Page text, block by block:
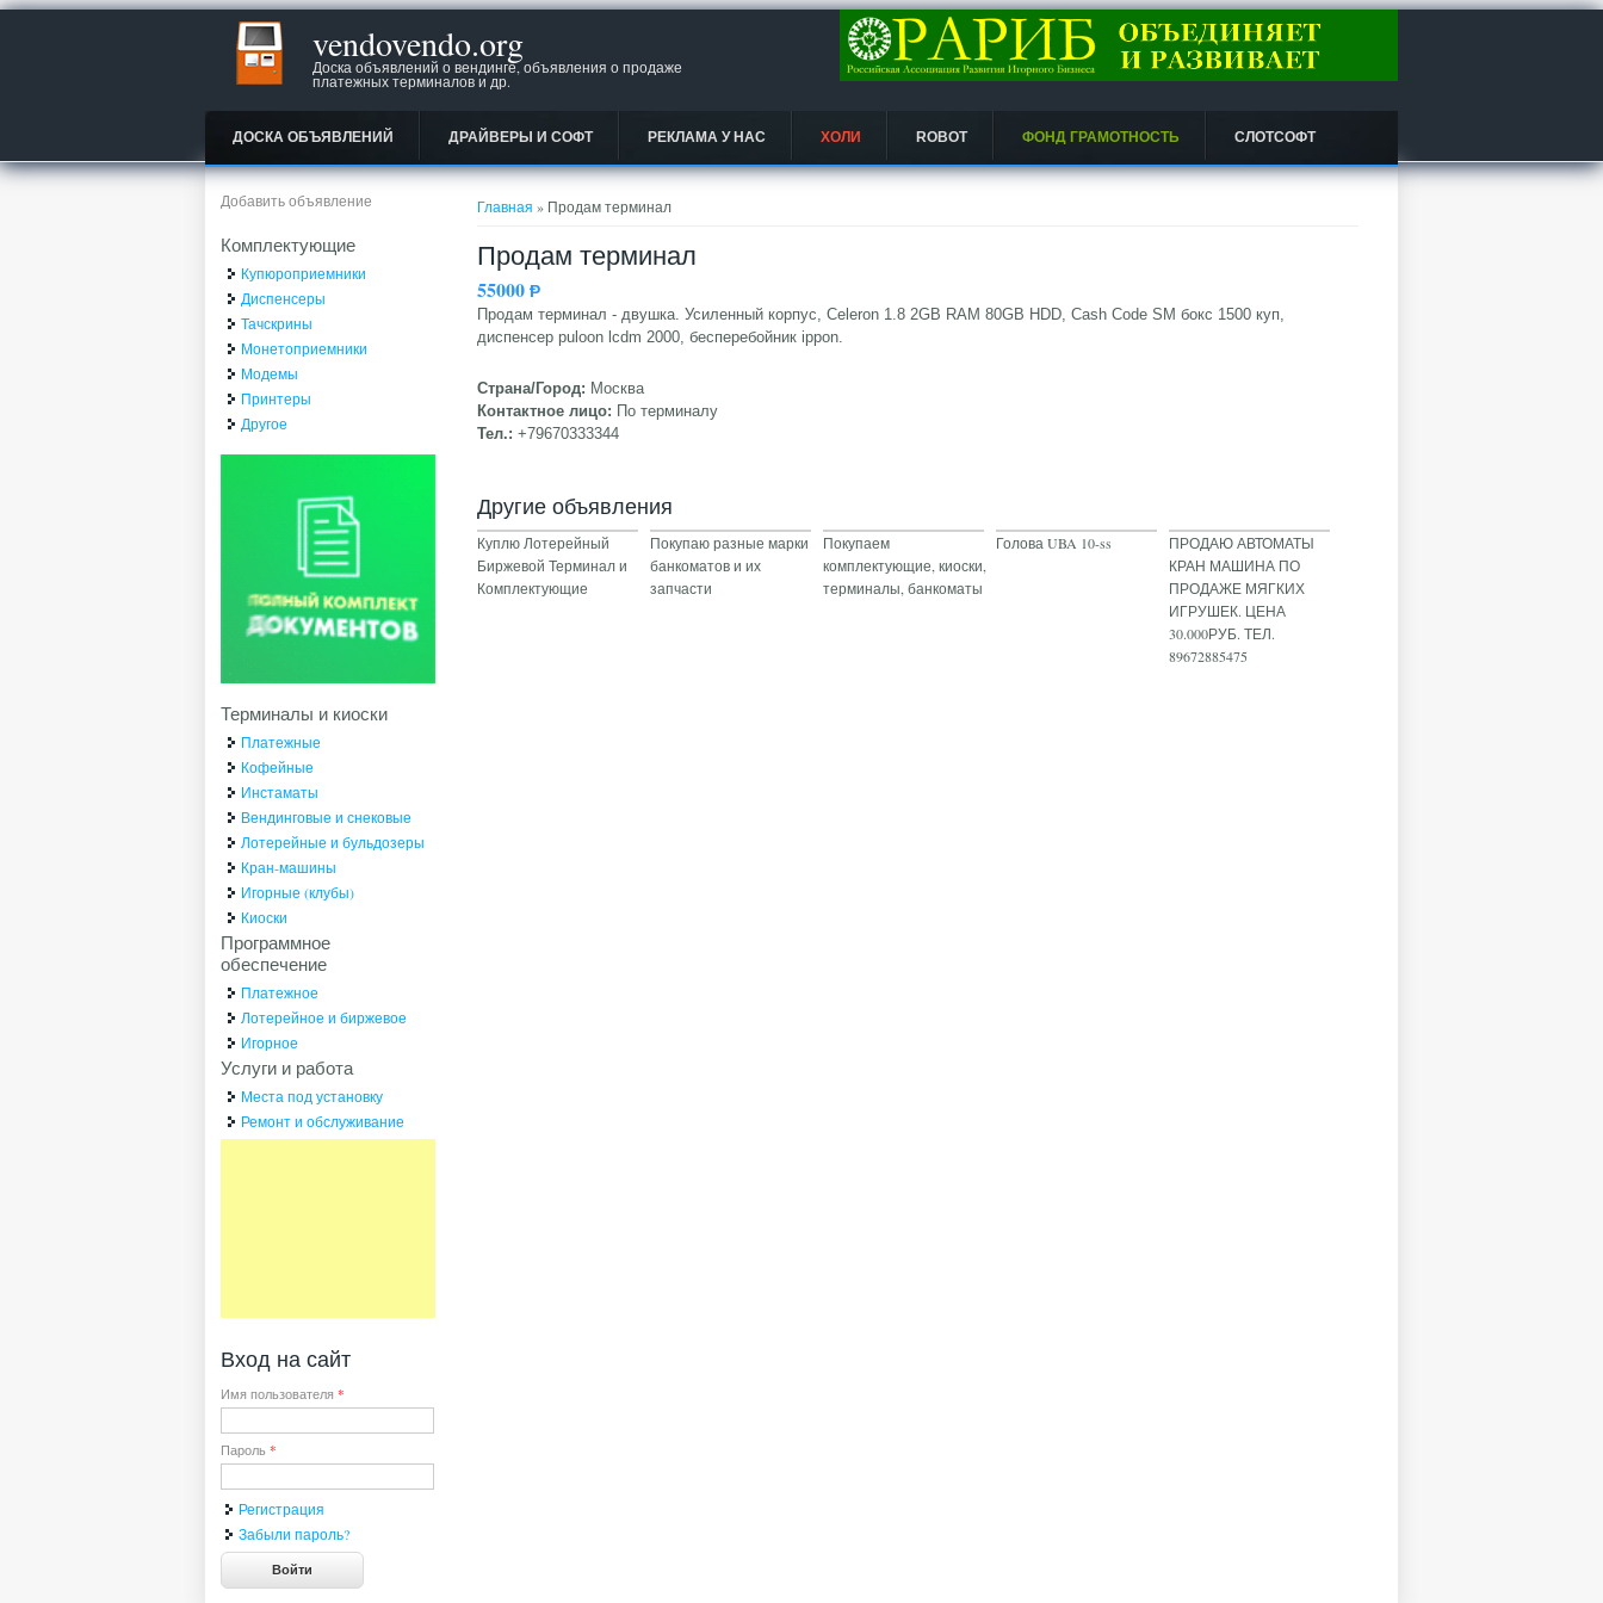
vendovendo.org
Доска объявлений о вендинге, объявления о продаже
платежных терминалов и др.
ДОСКА ОБЪЯВЛЕНИЙ ДРАЙВЕРЫ И СОФТ РЕКЛАМА У НАС ХОЛИ ROBOT ФОНД ГРАМОТНОСТЬ СЛОТСОФТ
Вы здесь
Главная » Продам терминал
Продам терминал
55000Ᵽ
Продам терминал - двушка. Усиленный корпус, Celeron 1.8 2GB RAM 80GB HDD, Cash Code SM бокс 1500 куп,
диспенсер puloon lcdm 2000, бесперебойник ippon.
Страна/Город: Москва
Контактное лицо: По терминалу
Тел.:+79670333344
Другие объявления
Куплю Лотерейный
Биржевой Терминал и
Комплектующие
Покупаю разные марки
банкоматов и их
запчасти
Покупаем
комплектующие, киоски,
терминалы, банкоматы
Голова UBA 10-ss
ПРОДАЮ АВТОМАТЫ
КРАН МАШИНА ПО
ПРОДАЖЕ МЯГКИХ
ИГРУШЕК. ЦЕНА
30.000РУБ. ТЕЛ.
89672885475
Добавить объявление
Комплектующие
Купюроприемники
Диспенсеры
Тачскрины
Монетоприемники
Модемы
Принтеры
Другое
Терминалы и киоски
Платежные
Кофейные
Инстаматы
Вендинговые и снековые
Лотерейные и бульдозеры
Кран-машины
Игорные (клубы)
Киоски
Программное
обеспечение
Платежное
Лотерейное и биржевое
Игорное
Услуги и работа
Места под установку
Ремонт и обслуживание
Вход на сайт
Имя пользователя *
Пароль *
Регистрация
Забыли пароль?